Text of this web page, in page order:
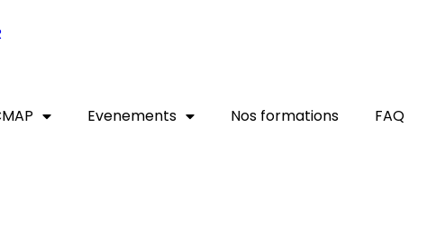
Evenements Nos formations FAQ